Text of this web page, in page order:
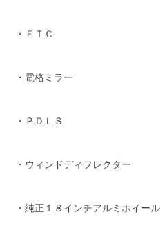
・ＥＴＣ
・電格ミラー
・ＰＤＬＳ
・ウィンドディフレクター
・純正１８インチアルミホイール